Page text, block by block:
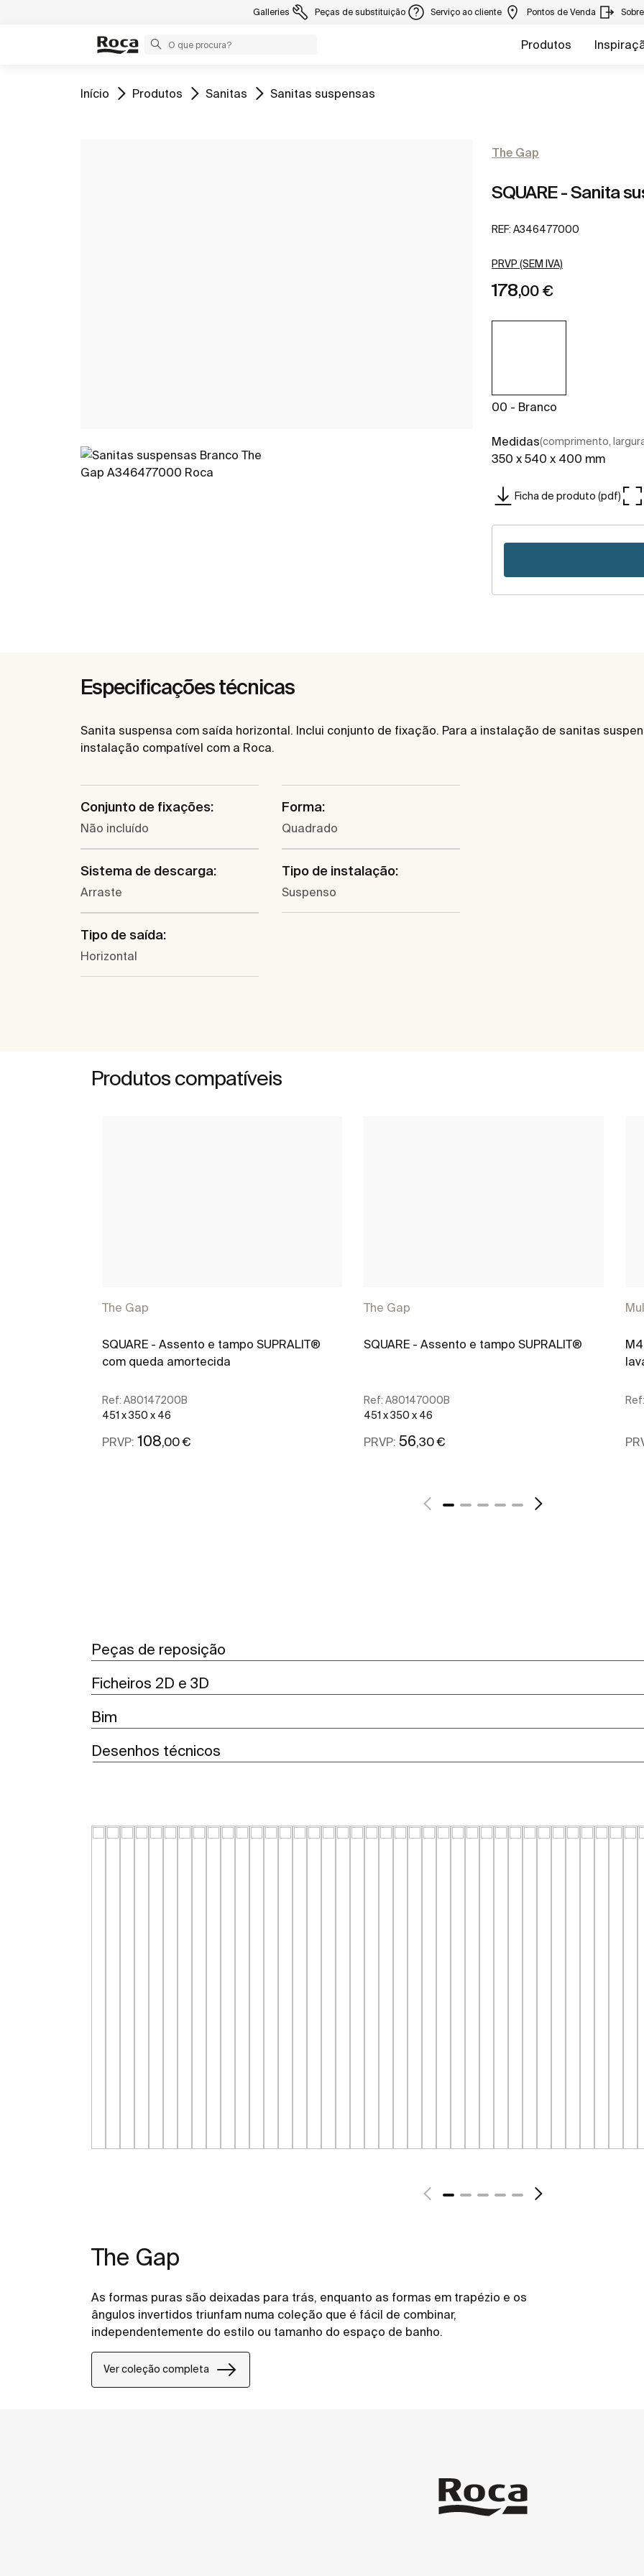
Galleries Peças de substituição Serviço ao cliente Pontos de Venda
Produtos
Ir para
Início Ir para
Produtos Ir para
Sanitas Ir para
Sanitas suspensas
The Gap
SQUARE - Sanita
REF: A346477000
PRVP (SEM IVA)
178,00 €
00 - Branco
Medidas(comprimento,
350 x 540 x 400 mm
Ficha de produto (pdf)
Especificações técnicas
Sanita suspensa com saída horizontal. Inclui conjunto de fixação. Para a instalação de sanitas
instalação compatível com a Roca.
Conjunto de fixações:
Não incluído
Forma:
Quadrado
Sistema de descarga:
Arraste
Tipo de instalação:
Suspenso
Tipo de saída:
Horizontal
Produtos compatíveis
The Gap
SQUARE - Assento e tampo SUPRALIT®
com queda amortecida
Ref: A80147200B
451 x 350 x 46
PRVP: 108 ,00 €
The Gap
SQUARE - Assento e tampo SUPRALIT®
Ref: A80147000B
451 x 350 x 46
PRVP: 56 ,30 €
Ref:
Peças de reposição
Ficheiros 2D e 3D
Bim
Desenhos técnicos
The Gap
As formas puras são deixadas para trás, enquanto as formas em trapézio e os
ângulos invertidos triunfam numa coleção que é fácil de combinar,
independentemente do estilo ou tamanho do espaço de banho.
Ver coleção completa